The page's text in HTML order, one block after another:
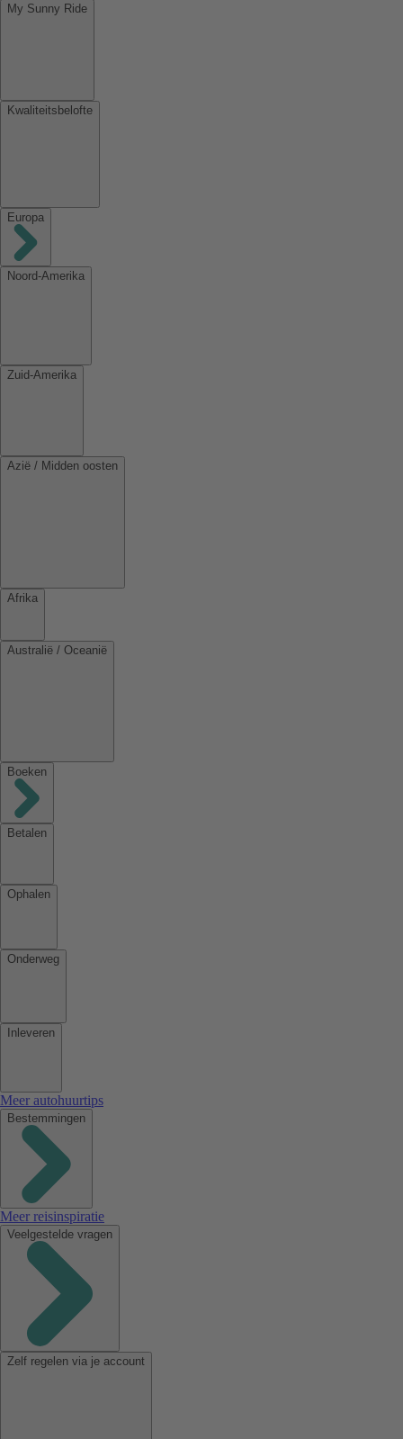
My Sunny Ride
Kwaliteitsbelofte
Europa
Noord-Amerika
Zuid-Amerika
Azië / Midden oosten
Afrika
Australië / Oceanië
Boeken
Betalen
Ophalen
Onderweg
Inleveren
Meer autohuurtips
Bestemmingen
Meer reisinspiratie
Veelgestelde vragen
Zelf regelen via je account